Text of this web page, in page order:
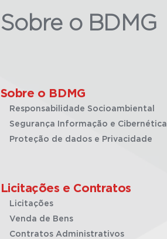
Sobre o BDMG
Sobre o BDMG
Responsabilidade Socioambiental
Segurança Informação e Cibernética
Proteção de dados e Privacidade
Licitações e Contratos
Licitações
Venda de Bens
Contratos Administrativos